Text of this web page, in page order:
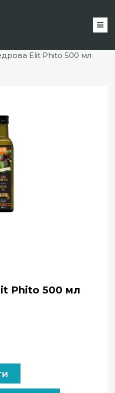
Elit Phito 500 мл
Phito 500 мл